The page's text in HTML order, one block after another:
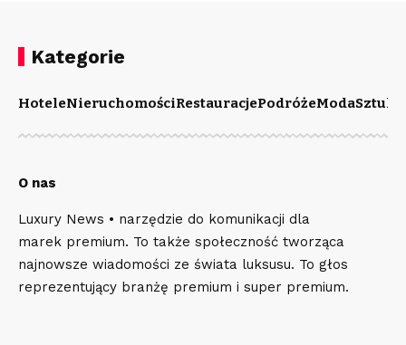
Kategorie
HoteleNieruchomościRestauracjePodróżeModaSztuka
O nas
Luxury News • narzędzie do komunikacji dla
marek premium. To także społeczność tworząca
najnowsze wiadomości ze świata luksusu. To głos
reprezentujący branżę premium i super premium.